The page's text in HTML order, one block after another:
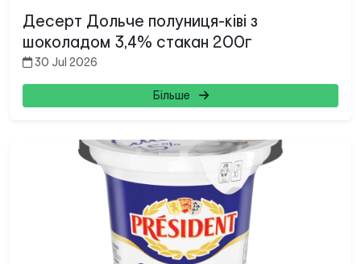
Десерт Дольче полуниця-ківі з
шоколадом 3,4% стакан 200г
30 Jul 2026
Більше